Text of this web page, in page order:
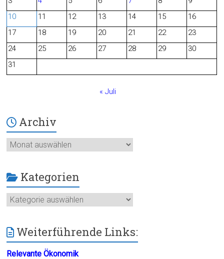
o
10
11 12 13 14 15
16
17
18 19 20 21 22
23
24
25 26 27 28 29
30
31
« Juli
Archiv
Archiv
Kategorien
Kategorien
Weiterführende Links:
Relevante Ökonomik